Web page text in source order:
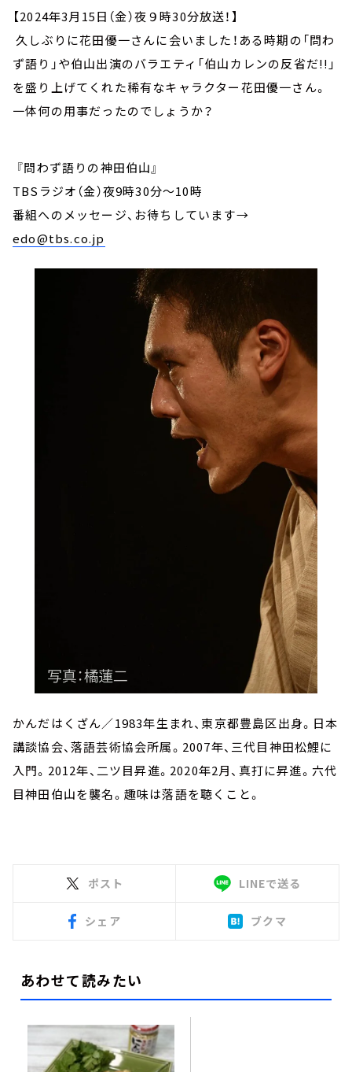
【2024年3月15日（金）夜９時30分放送！】
久しぶりに花田優一さんに会いました！ある時期の「問わ
ず語り」や伯山出演のバラエティ「伯山カレンの反省だ!!」
を盛り上げてくれた稀有なキャラクター花田優一さん。
一体何の用事だったのでしょうか？
『問わず語りの神田伯山』
TBSラジオ（金）夜9時30分～10時
番組へのメッセージ、お待ちしています→
edo@tbs.co.jp
かんだはくざん／1983年生まれ、東京都豊島区出身。日本
講談協会、落語芸術協会所属。2007年、三代目神田松鯉に
入門。2012年、二ツ目昇進。2020年2月、真打に昇進。六代
目神田伯山を襲名。趣味は落語を聴くこと。
ポスト LINEで送る
シェア ブクマ
あわせて読みたい